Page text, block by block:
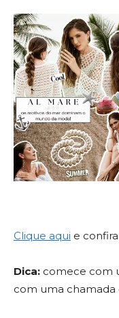
Clique aqui e
Dica: comece com
com uma chamada